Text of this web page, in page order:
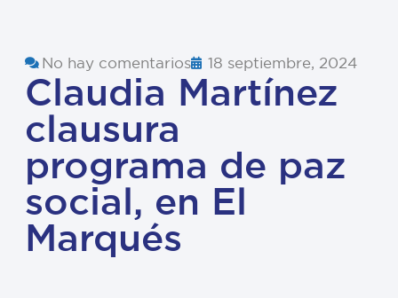
No hay comentarios 18 septiembre, 2024
Claudia Martínez
clausura
programa de paz
social, en El
Marqués